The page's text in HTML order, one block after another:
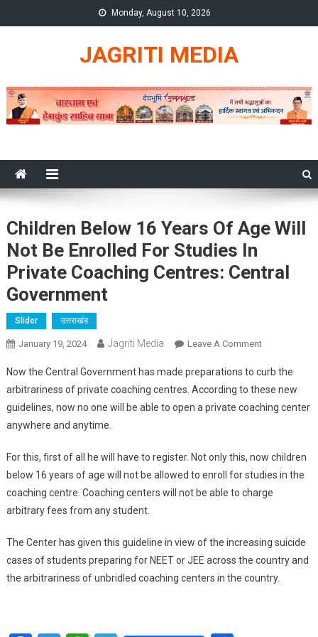
to
Monday, August 10, 2026
JAGRITI MEDIA
Children Below 16 Years Of Age Will
Not Be Enrolled For Studies In
Private Coaching Centres: Central
Government
Slider उत्तराखंड
January 19, 2024 Jagriti Media Leave A CommentOn
Below
16
Years
Will
Not
Be
Studies
In
Private
Now the Central Government has made preparations to curb the
arbitrariness of private coaching centres. According to these new
guidelines, now no one will be able to open a private coaching center
anywhere and anytime.
For this, first of all he will have to register. Not only this, now children
below 16 years of age will not be allowed to enroll for studies in the
coaching centre. Coaching centers will not be able to charge
arbitrary fees from any student.
The Center has given this guideline in view of the increasing suicide
cases of students preparing for NEET or JEE across the country and
the arbitrariness of unbridled coaching centers in the country.